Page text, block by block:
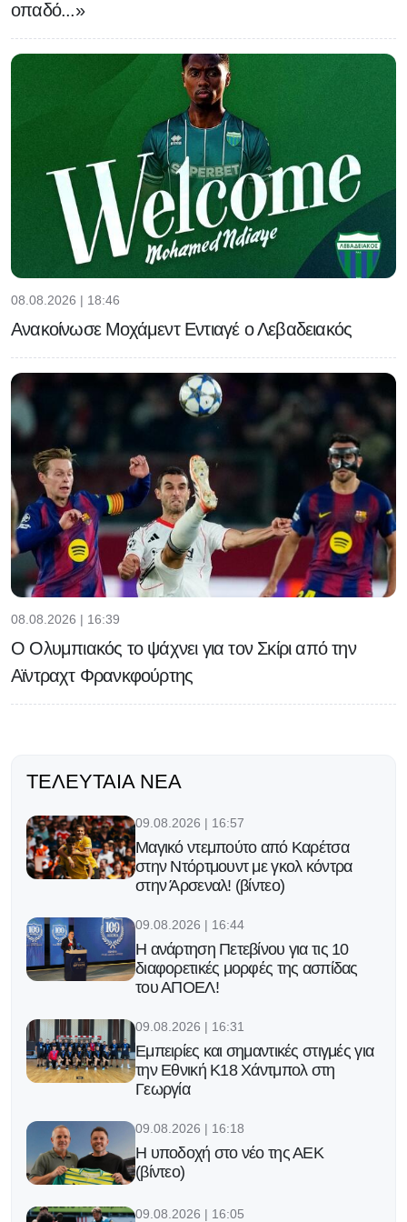
οπαδό...»
08.08.2026 | 18:46
Ανακοίνωσε Μοχάμεντ Εντιαγέ ο Λεβαδειακός
08.08.2026 | 16:39
Ο Ολυμπιακός το ψάχνει για τον Σκίρι από την
Αϊντραχτ Φρανκφούρτης
ΤΕΛΕΥΤΑΊΑ ΝΈΑ
09.08.2026 | 16:57
Μαγικό ντεμπούτο από Καρέτσα
στην Ντόρτμουντ με γκολ κόντρα
στην Άρσεναλ! (βίντεο)
09.08.2026 | 16:44
Η ανάρτηση Πετεβίνου για τις 10
διαφορετικές μορφές της ασπίδας
του ΑΠΟΕΛ!
09.08.2026 | 16:31
Εμπειρίες και σημαντικές στιγμές για
την Εθνική Κ18 Χάντμπολ στη
Γεωργία
09.08.2026 | 16:18
Η υποδοχή στο νέο της ΑΕΚ
(βίντεο)
09.08.2026 | 16:05